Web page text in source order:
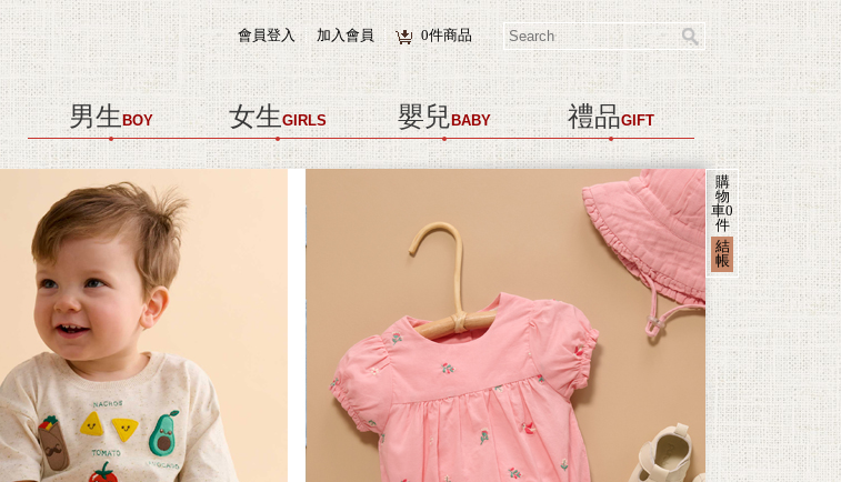
會員登入 加入會員 0件商品
男生BOY 女生GIRLS 嬰兒 BABY 禮品GIFT
購
物
車0
件
結
帳